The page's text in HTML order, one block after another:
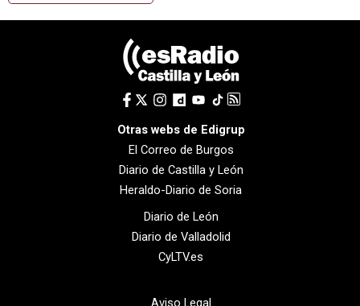
Otras webs de Edigrup
El Correo de Burgos
Diario de Castilla y León
Heraldo-Diario de Soria
Diario de León
Diario de Valladolid
CyLTV.es
Aviso Legal